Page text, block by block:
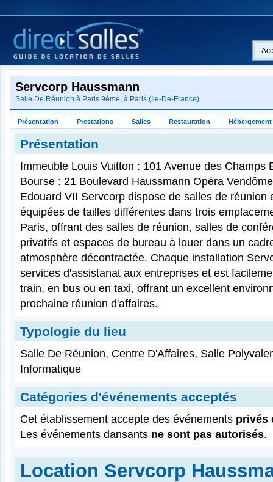
Servcorp Haussmann
Salle De Réunion à Paris 9ème, à Paris ( Ile-De-France)
Présentation Prestations Salles Restauration Hébergement
Présentation
Immeuble Louis Vuitton : 101 Avenue des Champs
Bourse : 21 Boulevard Haussmann Opéra
Edouard VII Servcorp dispose de salles de réunion
équipées de tailles différentes dans trois
Paris, offrant des salles de réunion, salles de
privatifs et espaces de bureau à louer dans un
atmosphère décontractée. Chaque installation
services d'assistanat aux entreprises et est
train, en bus ou en taxi, offrant un excellent
prochaine réunion d'affaires.
Typologie du lieu
Salle De Réunion, Centre D'Affaires, Salle
Informatique
Catégories d'événements acceptés
Cet établissement accepte des événements privés
Les événements dansants ne sont pas autorisés.
Location Servcorp